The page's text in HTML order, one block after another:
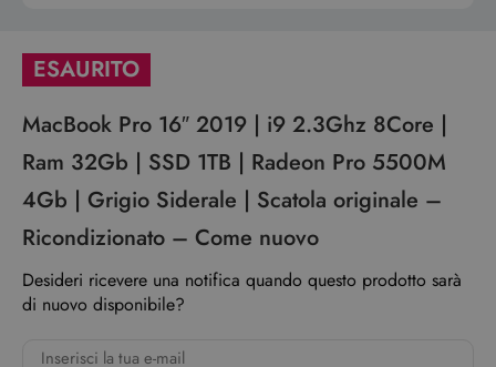
ESAURITO
MacBook Pro 16″ 2019 | i9 2.3Ghz 8Core |
Ram 32Gb | SSD 1TB | Radeon Pro 5500M
4Gb | Grigio Siderale | Scatola originale –
Ricondizionato – Come nuovo
Desideri ricevere una notifica quando questo prodotto sarà
di nuovo disponibile?